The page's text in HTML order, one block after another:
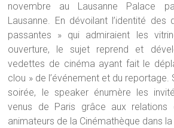
novembre au Lausanne Palace
Lausanne. En dévoilant l’identité des
passantes » qui admiraient les
ouverture, le sujet reprend et
vedettes de cinéma ayant fait le
clou » de l’événement et du reportage.
soirée, le speaker énumère les
venus de Paris grâce aux relations
animateurs de la Cinémathèque dans